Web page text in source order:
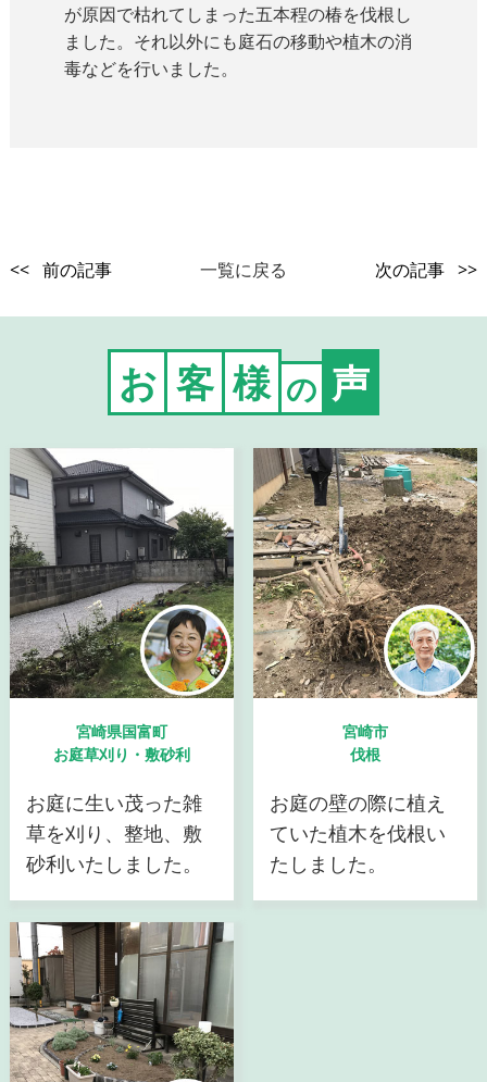
が原因で枯れてしまった五本程の椿を伐根し
ました。それ以外にも庭石の移動や植木の消
毒などを行いました。
<< 前の記事 一覧に戻る 次の記事 >>
お 客 様 の 声
宮崎県国富町
お庭草刈り・敷砂利
お庭に生い茂った雑
草を刈り、整地、敷
砂利いたしました。
宮崎市
伐根
お庭の壁の際に植え
ていた植木を伐根い
たしました。